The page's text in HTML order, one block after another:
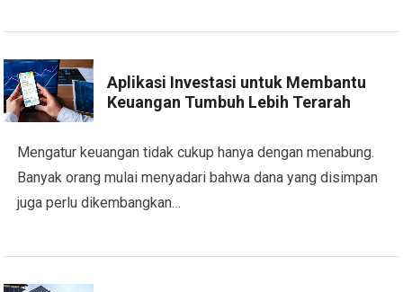
Aplikasi Investasi untuk Membantu
Keuangan Tumbuh Lebih Terarah
Mengatur keuangan tidak cukup hanya dengan menabung.
Banyak orang mulai menyadari bahwa dana yang disimpan
juga perlu dikembangkan…